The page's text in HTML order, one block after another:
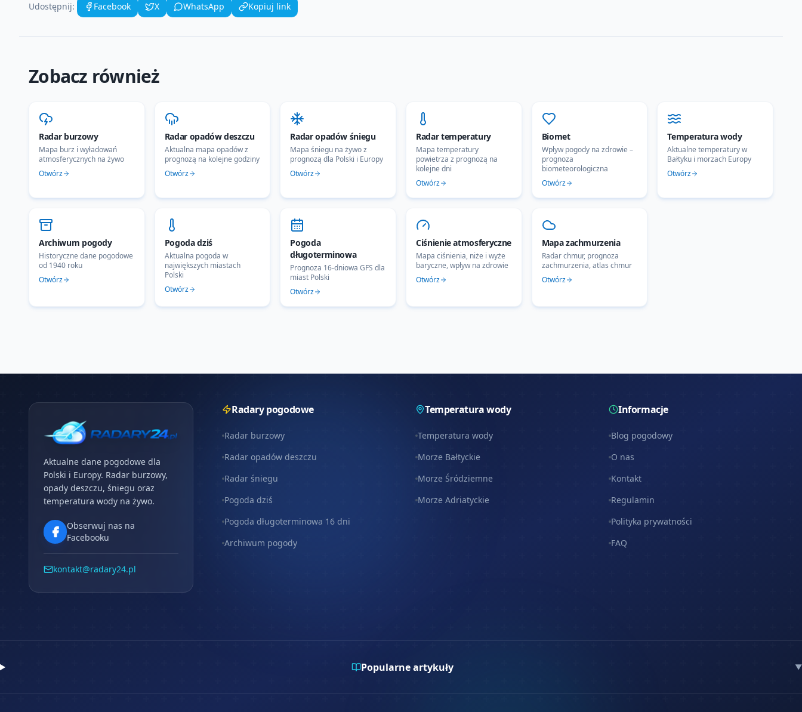
Udostępnij: Facebook X WhatsApp Kopiuj link
Zobacz również
Radar burzowy
Mapa burz i wyładowań
atmosferycznych na żywo
Otwórz
Radar opadów deszczu
Aktualna mapa opadów z
prognozą na kolejne godziny
Otwórz
Radar opadów śniegu
Mapa śniegu na żywo z
prognozą dla Polski i Europy
Otwórz
Radar temperatury
Mapa temperatury
powietrza z prognozą na
kolejne dni
Otwórz
Biomet
Wpływ pogody na zdrowie –
prognoza
biometeorologiczna
Otwórz
Temperatura wody
Aktualne temperatury w
Bałtyku i morzach Europy
Otwórz
Archiwum pogody
Historyczne dane pogodowe
od 1940 roku
Otwórz
Pogoda dziś
Aktualna pogoda w
największych miastach
Polski
Otwórz
Pogoda
długoterminowa
Prognoza 16-dniowa GFS dla
miast Polski
Otwórz
Ciśnienie atmosferyczne
Mapa ciśnienia, niże i wyże
baryczne, wpływ na zdrowie
Otwórz
Mapa zachmurzenia
Radar chmur, prognoza
zachmurzenia, atlas chmur
Otwórz
Aktualne dane pogodowe dla
Polski i Europy. Radar burzowy,
opady deszczu, śniegu oraz
temperatura wody na żywo.
Obserwuj nas na
Facebooku
kontakt@radary24.pl
Radary pogodowe
Radar burzowy
Radar opadów deszczu
Radar śniegu
Pogoda dziś
Pogoda długoterminowa 16 dni
Archiwum pogody
Temperatura wody
Temperatura wody
Morze Bałtyckie
Morze Śródziemne
Morze Adriatyckie
Informacje
Blog pogodowy
O nas
Kontakt
Regulamin
Polityka prywatności
FAQ
Popularne artykuły ▼